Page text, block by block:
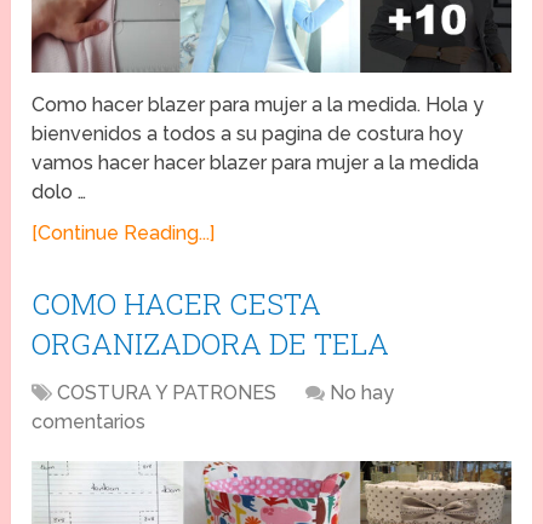
Como hacer blazer para mujer a la medida. Hola y
bienvenidos a todos a su pagina de costura hoy
vamos hacer hacer blazer para mujer a la medida
dolo …
[Continue Reading...]
COMO HACER CESTA
ORGANIZADORA DE TELA
COSTURA Y PATRONES
No hay
comentarios